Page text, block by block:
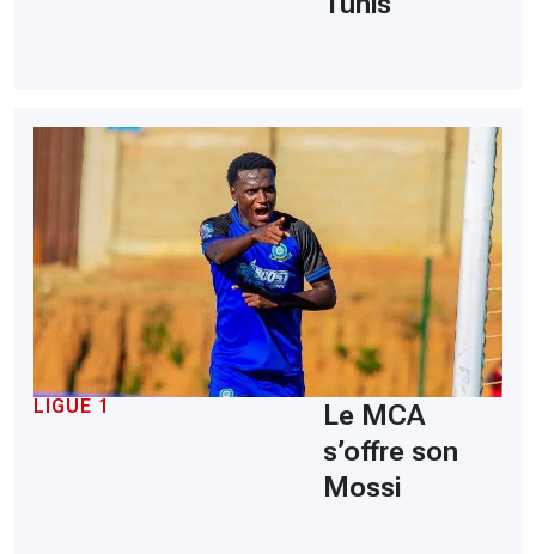
LIGUE 1
Le MCA
s’offre son
Mossi